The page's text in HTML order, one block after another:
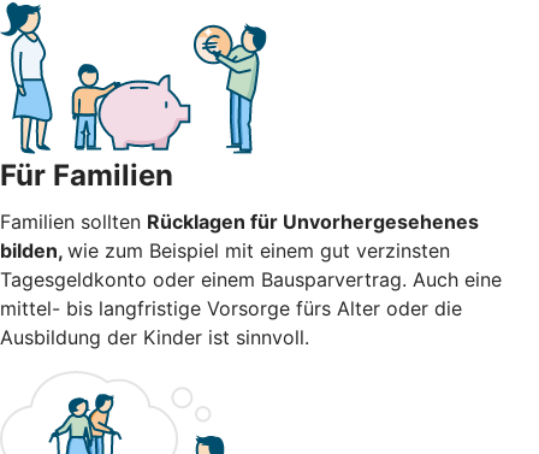
Für Familien
Familien sollten Rücklagen für Unvorhergesehenes
bilden, wie zum Beispiel mit einem gut verzinsten
Tagesgeldkonto oder einem Bausparvertrag. Auch eine
mittel- bis langfristige Vorsorge fürs Alter oder die
Ausbildung der Kinder ist sinnvoll.